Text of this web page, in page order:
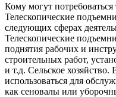
Кому могут
Телескопические
следующих сферах
Телескопические
поднятия рабочих и
строительных работ,
и т.д. Сельское хозяйство.
использоваться для
как сеновалы или